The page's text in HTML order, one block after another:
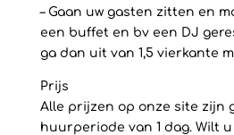
– Gaan uw gasten zitten en
een buffet en bv een DJ
ga dan uit van 1,5 vierkante
Prijs
Alle prijzen op onze site zijn
huurperiode van 1 dag. Wilt